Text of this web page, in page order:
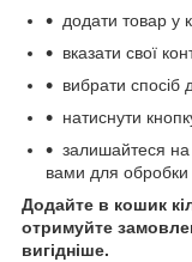
додати товар у
вказати свої
вибрати спосіб
натиснути
залишайтеся
вами для
Додайте в кошик
отримуйте
вигідніше.